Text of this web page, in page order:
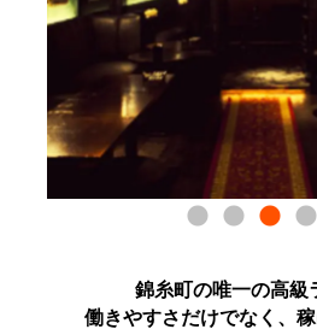
錦糸町の唯一の高級
働きやすさだけでなく、